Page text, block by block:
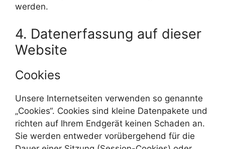
werden.
4. Datenerfassung auf dieser
Website
Cookies
Unsere Internetseiten verwenden so genannte
„Cookies“. Cookies sind kleine Datenpakete und
richten auf Ihrem Endgerät keinen Schaden an.
Sie werden entweder vorübergehend für die